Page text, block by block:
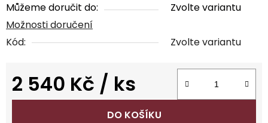
Můžeme doručit do:
Zvolte variantu
Možnosti doručení
Kód:
Zvolte variantu
2 540 Kč / ks
Měrná cena:
DO KOŠÍKU